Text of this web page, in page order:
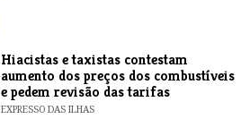
Hiacistas e taxistas contestam
aumento dos preços dos combustíveis
e pedem revisão das tarifas
EXPRESSO DAS ILHAS